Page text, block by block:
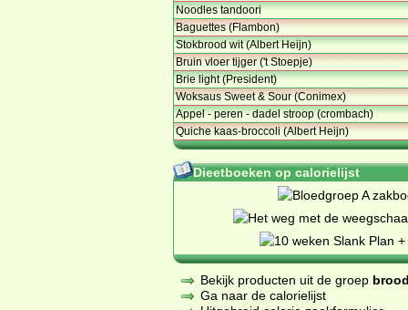
Noodles tandoori
Baguettes (Flambon)
Stokbrood wit (Albert Heijn)
Bruin vloer tijger ('t Stoepje)
Brie light (President)
Woksaus Sweet & Sour (Conimex)
Appel - peren - dadel stroop (crombach)
Quiche kaas-broccoli (Albert Heijn)
Dieetboeken op calorielijst
Bekijk producten uit de groep
Ga naar de calorielijst